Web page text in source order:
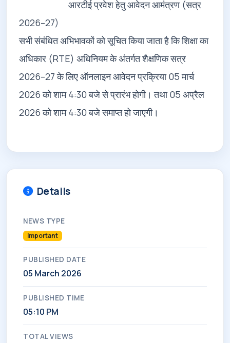
2026–27)
सभी संबंधित अभिभावकों को सूचित किया जाता है कि शिक्षा का
अधिकार (RTE) अधिनियम के अंतर्गत शैक्षणिक सत्र
2026–27 के लिए ऑनलाइन आवेदन प्रक्रिया 05 मार्च
2026 को शाम 4:30 बजे से प्रारंभ होगी। तथा 05 अप्रैल
2026 को शाम 4:30 बजे समाप्त हो जाएगी।
Details
NEWS TYPE
Important
PUBLISHED DATE
05 March 2026
PUBLISHED TIME
05:10 PM
TOTAL VIEWS